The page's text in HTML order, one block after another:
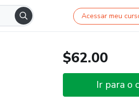
Acessar meu
$62.00
Ir para o